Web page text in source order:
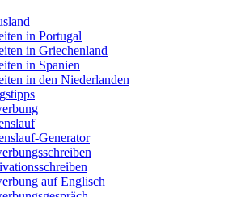
in Portugal
in Griechenland
in Spanien
in den Niederlanden
Generator
auf Englisch